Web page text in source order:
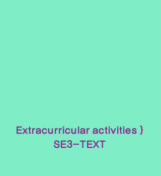
Extracurricular activities }
SE3-TEXT